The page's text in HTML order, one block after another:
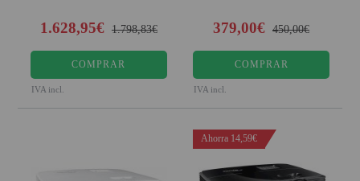
¿QUÉ MODELO NECESITO?
OFERTAS DESTACADAS
TIPOS DE PROYECTOR
PANTALLAS DE
RECOMENDADOS
1.628,95€ 1.798,83€
COMPRAR
IVA incl.
379,00€ 450,00€
COMPRAR
IVA incl.
Ahorra 14,59€